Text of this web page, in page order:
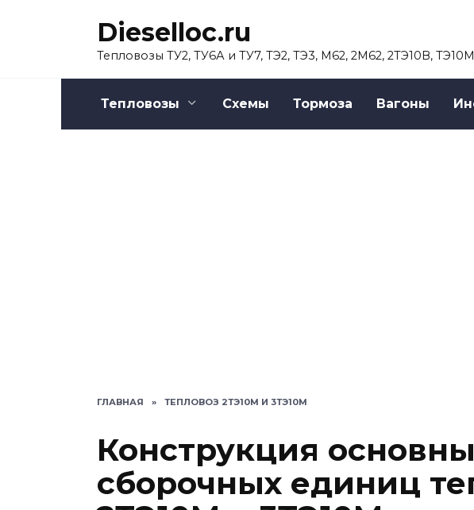
Dieselloc.ru
Тепловозы ТУ2, ТУ6А и ТУ7, ТЭ2, ТЭ3, М62, 2М62, 2ТЭ10В,
Тепловозы Схемы Тормоза Вагоны
ГЛАВНАЯ » ТЕПЛОВОЗ 2ТЭ10М И 3ТЭ10М
Конструкция
сборочных единиц